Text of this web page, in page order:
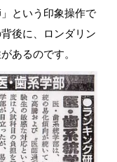
という印象操作で
後に、ロンダリン
あるのです。